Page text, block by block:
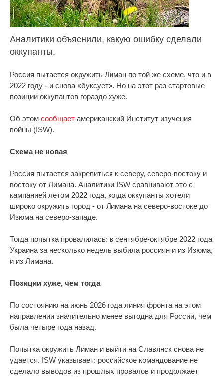
Аналитики объяснили, какую ошибку сделали
оккупанты.
Россия пытается окружить Лиман по той же схеме, что и в
2022 году - и снова «буксует». Но на этот раз стартовые
позиции оккупантов гораздо хуже.
Об этом сообщает американский Институт изучения
войны (ISW).
Схема не новая
Россия пытается закрепиться к северу, северо-востоку и
востоку от Лимана. Аналитики ISW сравнивают это с
кампанией летом 2022 года, когда оккупанты хотели
широко окружить город - от Лимана на северо-востоке до
Изюма на северо-западе.
Тогда попытка провалилась: в сентябре-октябре 2022 года
Украина за несколько недель выбила россиян и из Изюма,
и из Лимана.
Позиции хуже, чем тогда
По состоянию на июнь 2026 года линия фронта на этом
направлении значительно менее выгодна для России, чем
была четыре года назад.
Попытка окружить Лиман и выйти на Славянск снова не
удается. ISW указывает: российское командование не
сделало выводов из прошлых провалов и продолжает